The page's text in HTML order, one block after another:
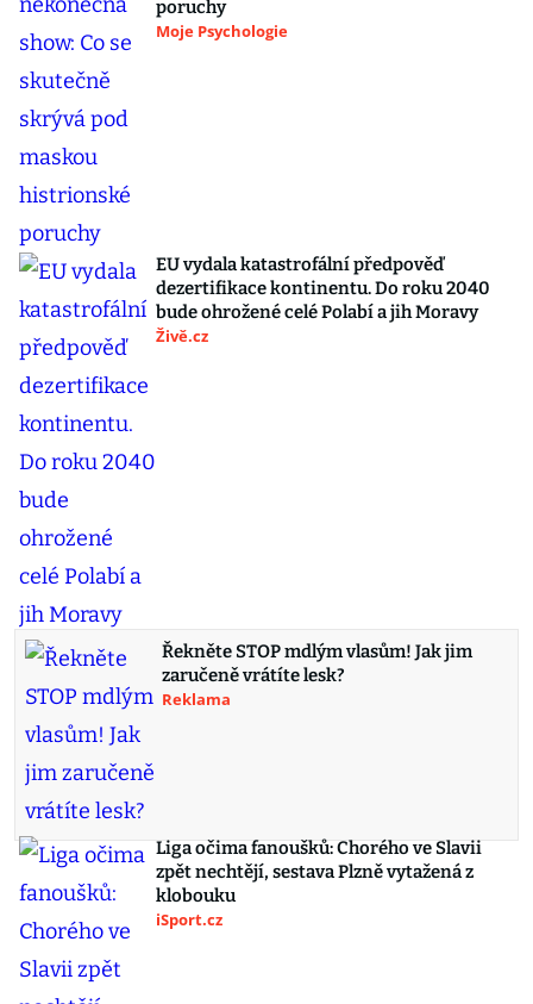
poruchy
Moje Psychologie
EU vydala katastrofální předpověď
dezertifikace kontinentu. Do roku 2040
bude ohrožené celé Polabí a jih Moravy
Živě.cz
Řekněte STOP mdlým vlasům! Jak jim
zaručeně vrátíte lesk?
Reklama
Liga očima fanoušků: Chorého ve Slavii
zpět nechtějí, sestava Plzně vytažená z
klobouku
iSport.cz